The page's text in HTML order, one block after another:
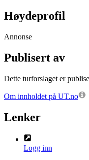
Høydeprofil
Annonse
Publisert av
Dette turforslaget er
Om innholdet på UT.no
Lenker
Logg inn